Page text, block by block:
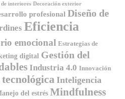
interiores Decoración exterior
profesional Diseño de
Eficiencia
emocional Estrategias de
digital Gestión del
Industria 4.0 Innovación
Inteligencia
del estrés Mindfulness